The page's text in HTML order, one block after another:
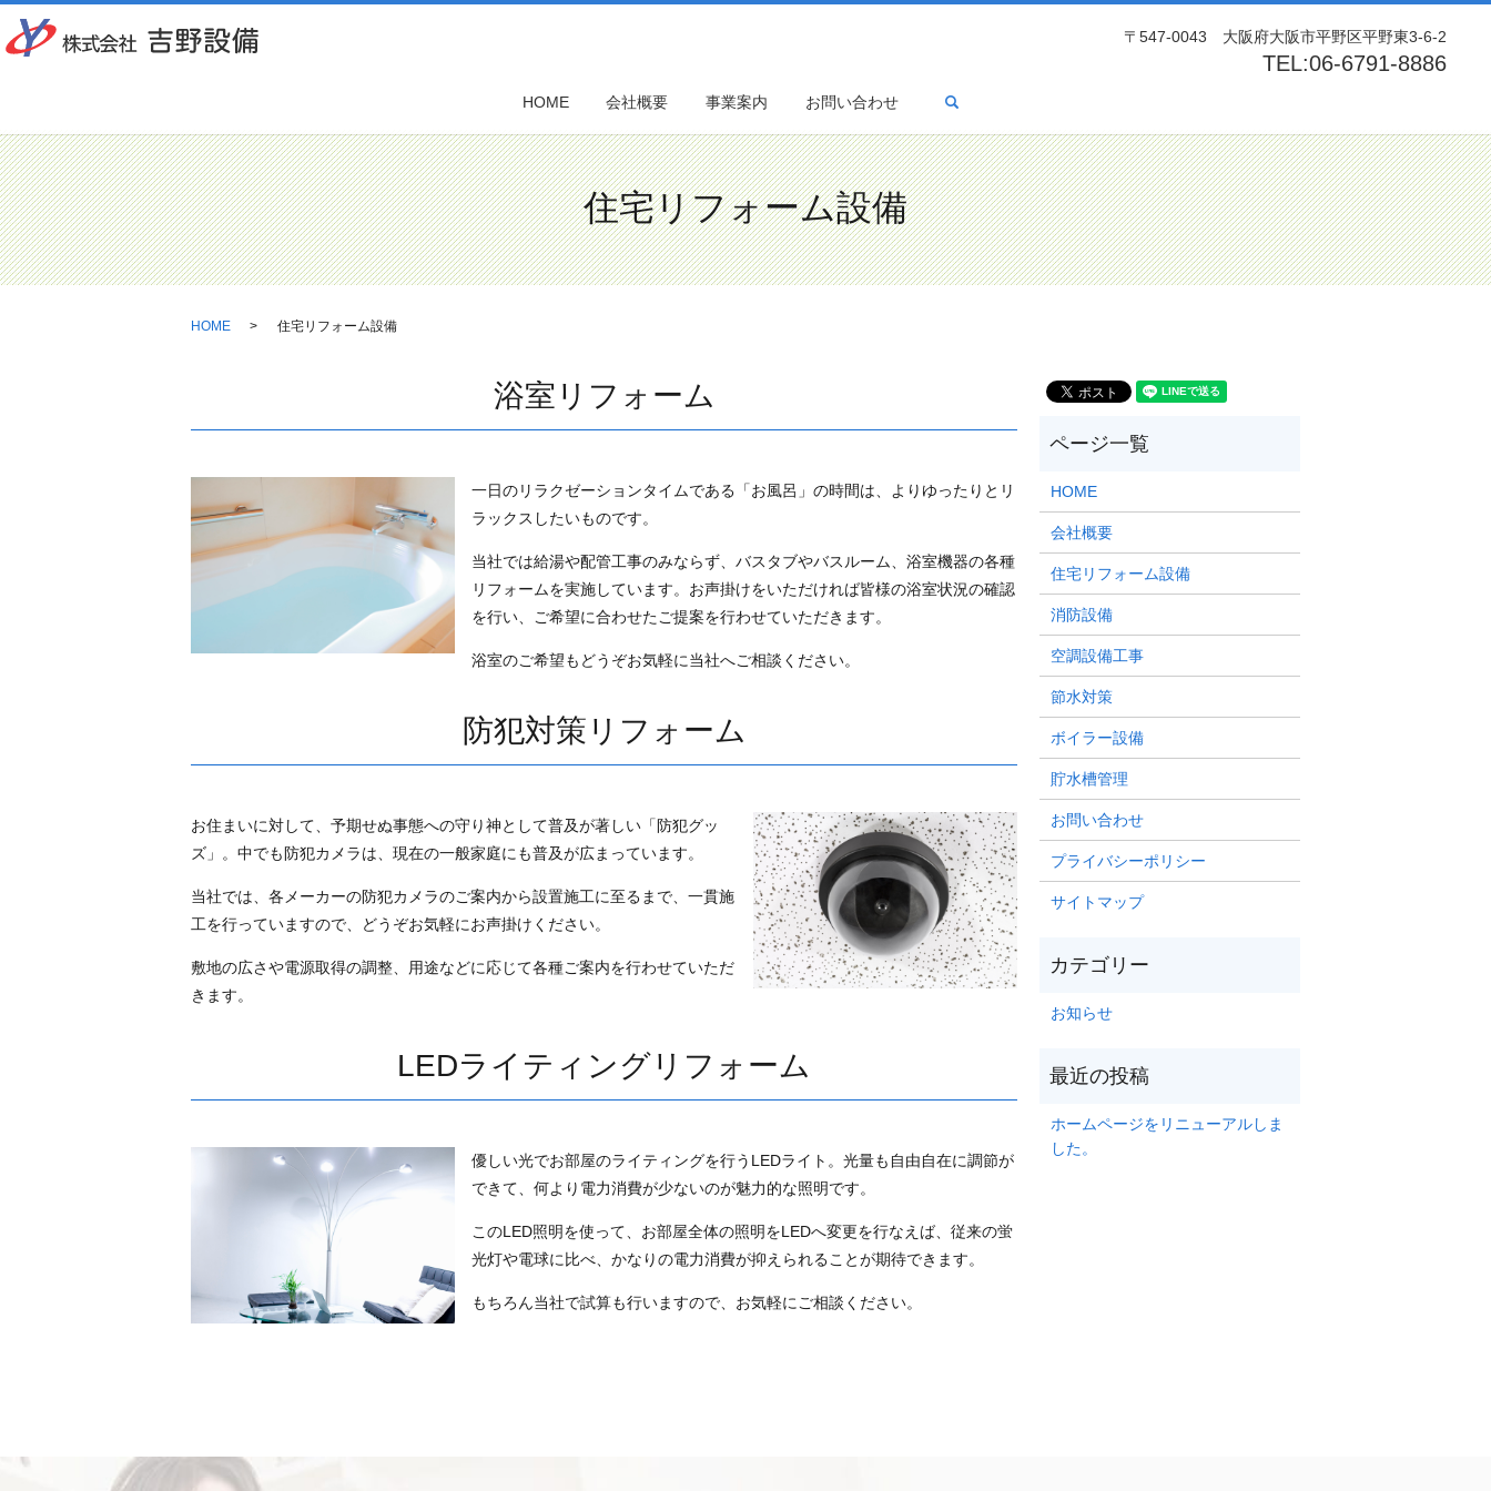
〒547-0043 大阪府大阪市平野区平野東3-6-2
TEL:06-6791-8886
HOME 会社概要 事業案内 お問い合わせ
住宅リフォーム設備
HOME 住宅リフォーム設備
浴室リフォーム
一日のリラクゼーションタイムである「お風呂」の時間は、よりゆったりとリ
ラックスしたいものです。
当社では給湯や配管工事のみならず、バスタブやバスルーム、浴室機器の各種
リフォームを実施しています。お声掛けをいただければ皆様の浴室状況の確認
を行い、ご希望に合わせたご提案を行わせていただきます。
浴室のご希望もどうぞお気軽に当社へご相談ください。
防犯対策リフォーム
お住まいに対して、予期せぬ事態への守り神として普及が著しい「防犯グッ
ズ」。中でも防犯カメラは、現在の一般家庭にも普及が広まっています。
当社では、各メーカーの防犯カメラのご案内から設置施工に至るまで、一貫施
工を行っていますので、どうぞお気軽にお声掛けください。
敷地の広さや電源取得の調整、用途などに応じて各種ご案内を行わせていただ
きます。
LEDライティングリフォーム
優しい光でお部屋のライティングを行うLEDライト。光量も自由自在に調節が
できて、何より電力消費が少ないのが魅力的な照明です。
このLED照明を使って、お部屋全体の照明をLEDへ変更を行なえば、従来の蛍
光灯や電球に比べ、かなりの電力消費が抑えられることが期待できます。
もちろん当社で試算も行いますので、お気軽にご相談ください。
HOME
会社概要
住宅リフォーム設備
消防設備
空調設備工事
節水対策
ボイラー設備
貯水槽管理
お問い合わせ
プライバシーポリシー
サイトマップ
お知らせ
ホームページをリニューアルしま
した。